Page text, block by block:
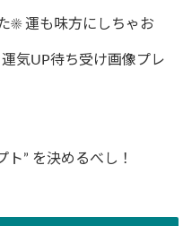
☀︎ 運も味方にしちゃお
気UP待ち受け画像プレ
ト” を決めるべし！